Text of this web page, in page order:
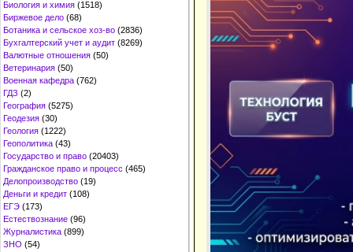
Биология и химия (1518)
Биржевое дело (68)
Ботаника и сельское хоз-во (2836)
Бухгалтерский учет и аудит (8269)
Валютные отношения (50)
Ветеринария (50)
Военная кафедра (762)
ГДЗ (2)
География (5275)
Геодезия (30)
Геология (1222)
Геополитика (43)
Государство и право (20403)
Гражданское право и процесс (465)
Делопроизводство (19)
Деньги и кредит (108)
ЕГЭ (173)
Естествознание (96)
Журналистика (899)
ЗНО (54)